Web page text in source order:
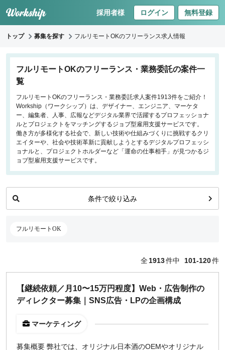
採用者様 ログイン 無料登録
トップ 募集を探す フルリモートOKのフリーランス求人情報
フルリモートOKのフリーランス・業務委託の案件一
覧
フルリモートOKのフリーランス・業務委託求人案件1913件をご紹介！
Workship（ワークシップ）は、デザイナー、エンジニア、マーケタ
ー、編集者、人事、広報などデジタル業界で活躍するプロフェッショナ
ルとプロジェクトをマッチングするジョブ型雇用支援サービスです。
働き方が多様化する社会で、新しい技術や仕組みづくりに挑戦するクリ
エイターや、社会や技術革新に貢献しようとするデジタルプロフェッシ
ョナルと、プロジェクトホルダーなど「運命の仕事相手」が見つかるジ
ョブ型雇用支援サービスです。
条件で絞り込み
フルリモートOK
キーワードで探す
フロントエンドエンジニア
バックエンドエンジニア
インフラエンジニア
iOS/Androidアプリエンジニア
データサイエンティスト
リモートのみ
特徴
副業OK
スタートアップ
全1913件中 101-120件
【継続依頼／月10〜15万円程度】Web・広告制作の
ディレクター募集｜SNS広告・LPの企画構成
マーケティング
募集概要 弊社では、オリジナル日本酒のOEMやオリジナル